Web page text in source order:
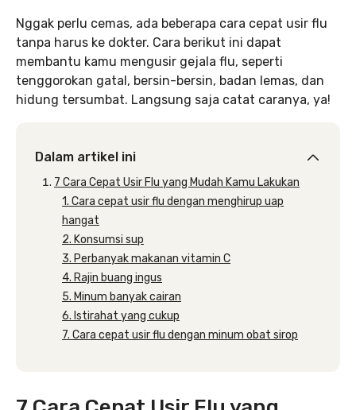
Nggak perlu cemas, ada beberapa cara cepat usir flu
tanpa harus ke dokter. Cara berikut ini dapat
membantu kamu mengusir gejala flu, seperti
tenggorokan gatal, bersin-bersin, badan lemas, dan
hidung tersumbat. Langsung saja catat caranya, ya!
Dalam artikel ini
7 Cara Cepat Usir Flu yang Mudah Kamu Lakukan
1. Cara cepat usir flu dengan menghirup uap
hangat
2. Konsumsi sup
3. Perbanyak makanan vitamin C
4. Rajin buang ingus
5. Minum banyak cairan
6. Istirahat yang cukup
7. Cara cepat usir flu dengan minum obat sirop